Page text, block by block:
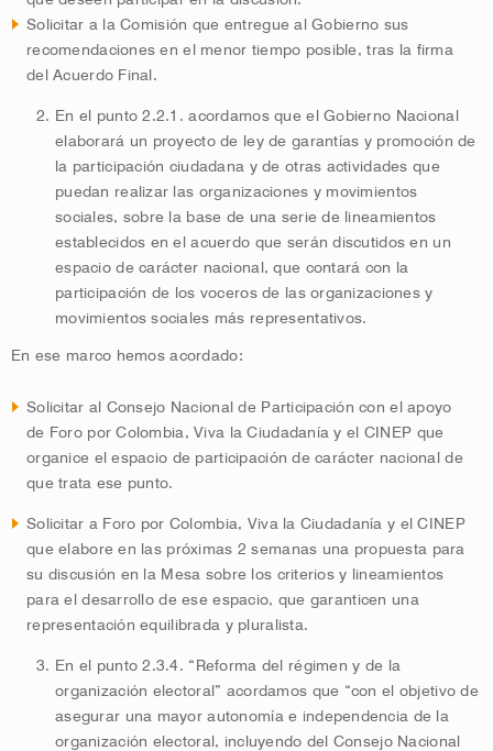
Solicitar a la Comisión que entregue al Gobierno sus
recomendaciones en el menor tiempo posible, tras la firma
del Acuerdo Final.
En el punto 2.2.1. acordamos que el Gobierno Nacional
elaborará un proyecto de ley de garantías y promoción de
la participación ciudadana y de otras actividades que
puedan realizar las organizaciones y movimientos
sociales, sobre la base de una serie de lineamientos
establecidos en el acuerdo que serán discutidos en un
espacio de carácter nacional, que contará con la
participación de los voceros de las organizaciones y
movimientos sociales más representativos.
En ese marco hemos acordado:
Solicitar al Consejo Nacional de Participación con el apoyo
de Foro por Colombia, Viva la Ciudadanía y el CINEP que
organice el espacio de participación de carácter nacional de
que trata ese punto.
Solicitar a Foro por Colombia, Viva la Ciudadanía y el CINEP
que elabore en las próximas 2 semanas una propuesta para
su discusión en la Mesa sobre los criterios y lineamientos
para el desarrollo de ese espacio, que garanticen una
representación equilibrada y pluralista.
En el punto 2.3.4. “Reforma del régimen y de la
organización electoral” acordamos que “con el objetivo de
asegurar una mayor autonomía e independencia de la
organización electoral, incluyendo del Consejo Nacional